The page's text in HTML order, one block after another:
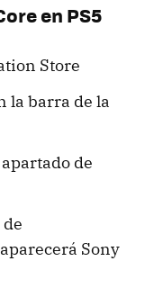
en PS5
Store
la barra de la
de
Sony